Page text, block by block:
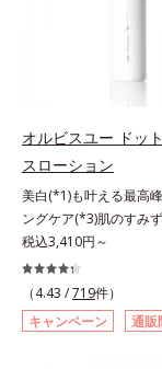
プセルの表面は肌にな
造(*4)。内包した美容
透をサポートし、角層
るおいで満たします。
おいの通り道”を作って
じみ感をUP。化粧水
で、普段の化粧水の手
実感できる、しっとり
へ。化粧水前に2プッシ
で、うるおいのすき間
り込み、うるおいで満
のある美肌へと整え
ナシ果実エキス、ハト
ス、ユズ果実エキス、
ン、フィトステロール
オルビスユー ドッ
スローション
美白(*1)も叶える最高
ングケア(*3)肌のすみ
みわたるうるおい充満
ハリも透明感(*5)も結果
サイン(*6)の因子に着
エイジングケア(*3)シリ
ビスユー ドットシリー
による肌悩み一つ一つ
税込3,410円～
（4.43 /719件）
キャンペーン
通販